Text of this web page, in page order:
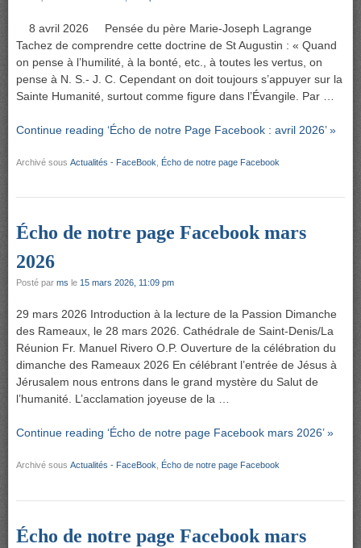
8 avril 2026 Pensée du père Marie-Joseph Lagrange
Tachez de comprendre cette doctrine de St Augustin : « Quand
on pense à l’humilité, à la bonté, etc., à toutes les vertus, on
pense à N. S.- J. C. Cependant on doit toujours s’appuyer sur la
Sainte Humanité, surtout comme figure dans l’Évangile. Par …
Continue reading ‘Écho de notre Page Facebook : avril 2026’ »
Archivé sous Actualités - FaceBook Écho de notre page Facebook
Écho de notre page Facebook mars
2026
Posté par ms le 15 mars 2026, 11:09 pm
29 mars 2026 Introduction à la lecture de la Passion Dimanche
des Rameaux, le 28 mars 2026. Cathédrale de Saint-Denis/La
Réunion Fr. Manuel Rivero O.P. Ouverture de la célébration du
dimanche des Rameaux 2026 En célébrant l’entrée de Jésus à
Jérusalem nous entrons dans le grand mystère du Salut de
l’humanité. L’acclamation joyeuse de la …
Continue reading ‘Écho de notre page Facebook mars 2026’ »
Archivé sous Actualités - FaceBook, Écho de notre page Facebook
Écho de notre page Facebook mars